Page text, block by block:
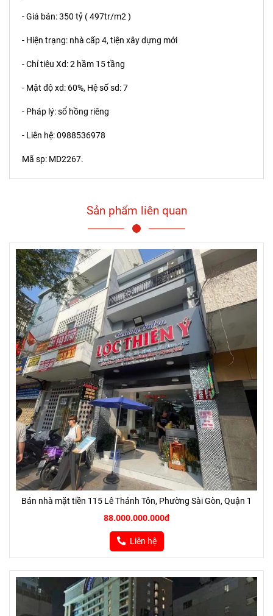
- Giá bán: 350 tỷ ( 497tr/m2 )
- Hiện trạng: nhà cấp 4, tiện xây dựng mới
- Chỉ tiêu Xd: 2 hầm 15 tầng
- Mật độ xd: 60%, Hệ số sd: 7
- Pháp lý: sổ hồng riêng
- Liên hệ:0988536978
Mã sp: MD2267.
Sản phẩm liên quan
Bán nhà mặt tiền 115 Lê Thánh Tôn, Phường Sài Gòn, Quận 1
88.000.000.000đ
Liên hệ